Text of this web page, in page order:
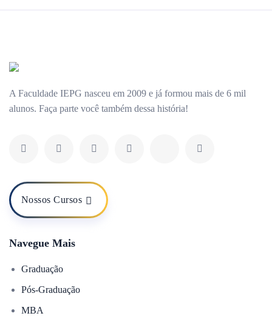
A Faculdade IEPG nasceu em 2009 e já formou mais de 6 mil
alunos. Faça parte você também dessa história!
Nossos Cursos
Navegue Mais
Graduação
Pós-Graduação
MBA